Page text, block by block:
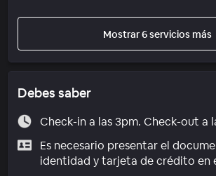
Mostrar 6 servicios más
Debes saber
Check-in a las 3pm. Check-out a
Es necesario presentar el
identidad y tarjeta de crédito en